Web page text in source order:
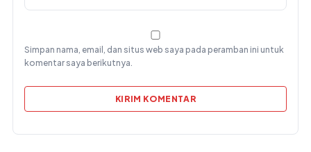
Simpan nama, email, dan situs web saya pada peramban ini untuk
komentar saya berikutnya.